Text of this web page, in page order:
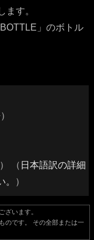
す。
」のボトル
（ 日本語訳の詳細
）
ざいます。
のです。 その全部または一